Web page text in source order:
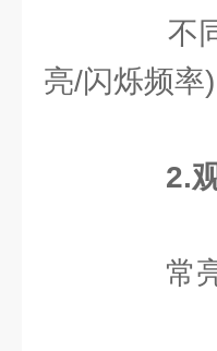
不同
亮/闪烁频率
2.
常亮